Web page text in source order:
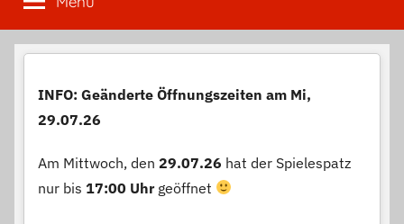
Würfel-
und
Sammelkartenspiele
INFO: Geänderte Öffnungszeiten am Mi,
29.07.26
Am Mittwoch, den 29.07.26 hat der Spielespatz
nur bis 17:00 Uhrgeöffnet